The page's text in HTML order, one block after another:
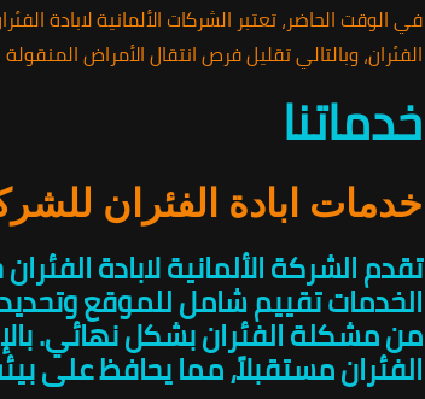
في الوقت الحاضر، تعتبر الشركات الألمانية لابادة
الفئران، وبالتالي تقليل فرص انتقال الأمراض
خدماتنا
خدمات ابادة الفئران
تقدم الشركة الألمانية لابادة
الخدمات تقييم شامل للموقع
من مشكلة الفئران بشكل نهائي.
الفئران مستقبلاً، مما يحافظ على